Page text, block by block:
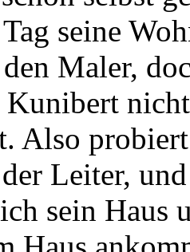
seine
Maler,
Also
Leiter,
sein Haus